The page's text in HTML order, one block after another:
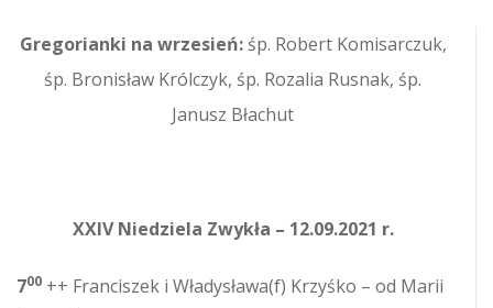
Gregorianki na wrzesień: śp. Robert Komisarczuk,
śp. Bronisław Królczyk, śp. Rozalia Rusnak, śp.
Janusz Błachut
XXIV Niedziela Zwykła – 12.09.2021 r.
700 ++ Franciszek i Władysława(f) Krzyśko – od Marii